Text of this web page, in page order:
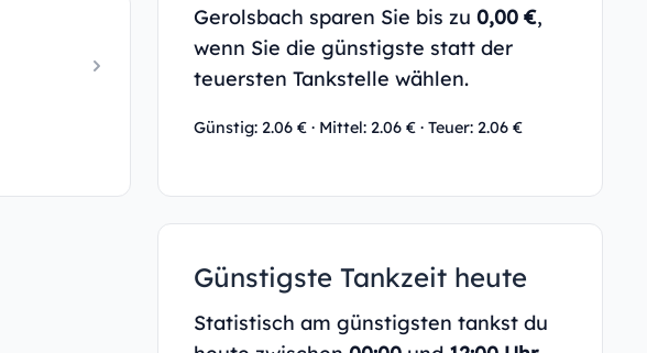
Gerolsbach sparen Sie bis zu 0,00 €,
wenn Sie die günstigste statt der
teuersten Tankstelle wählen.
Günstig: 2.06 € · Mittel: 2.06 € · Teuer: 2.06 €
Günstigste Tankzeit heute
Statistisch am günstigsten tankst du